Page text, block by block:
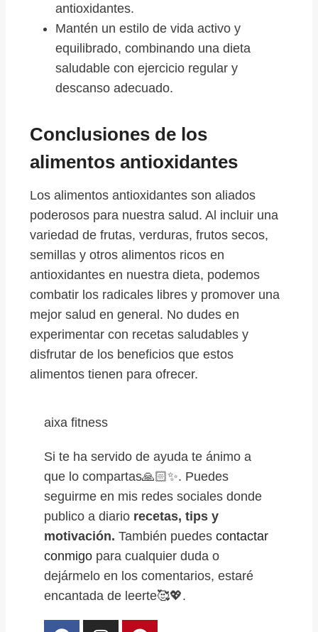
antioxidantes.
Mantén un estilo de vida activo y
equilibrado, combinando una dieta
saludable con ejercicio regular y
descanso adecuado.
Conclusiones de los
alimentos antioxidantes
Los alimentos antioxidantes son aliados
poderosos para nuestra salud. Al incluir una
variedad de frutas, verduras, frutos secos,
semillas y otros alimentos ricos en
antioxidantes en nuestra dieta, podemos
combatir los radicales libres y promover una
mejor salud en general. No dudes en
experimentar con recetas saludables y
disfrutar de los beneficios que estos
alimentos tienen para ofrecer.
aixa fitness
Si te ha servido de ayuda te ánimo a
que lo compartas🙏🏻✨. Puedes
seguirme en mis redes sociales donde
publico a diario recetas, tips y
motivación. También puedes contactar
conmigo para cualquier duda o
dejármelo en los comentarios, estaré
encantada de leerte🥰💖.